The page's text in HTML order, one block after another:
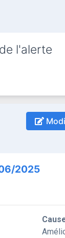
l'alerte
2025